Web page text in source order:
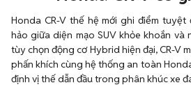
CR-V 2017 (5 chỗ) 550 - 620
CR-V 2016 500 - 550
Honda CR-V thế hệ mới ghi điểm
hảo giữa diện mạo SUV khỏe khoắn và
tùy chọn động cơ Hybrid hiện đại, CR-V
phấn khích cùng hệ thống an toàn
định vị thế dẫn đầu trong phân khúc xe